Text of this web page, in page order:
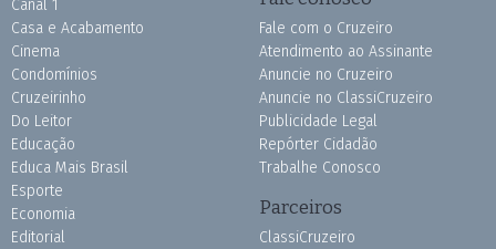
Canal 1
Casa e Acabamento
Cinema
Condomínios
Cruzeirinho
Do Leitor
Educação
Educa Mais Brasil
Esporte
Economia
Editorial
Fale com o Cruzeiro
Atendimento ao Assinante
Anuncie no Cruzeiro
Anuncie no ClassiCruzeiro
Publicidade Legal
Repórter Cidadão
Trabalhe Conosco
Parceiros
ClassiCruzeiro